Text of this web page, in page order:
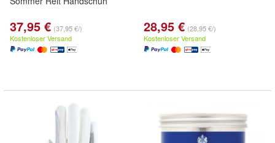
37,95 € (37,95 €/)
Kostenloser Versand
28,95 € (28,95 €/)
Kostenloser Versand